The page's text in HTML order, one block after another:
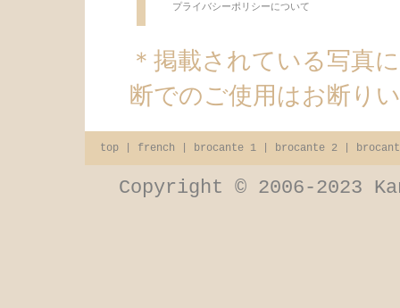
プライバシーポリシーについて
＊掲載されている写真
断でのご使用はお断り
top french brocante 1 brocante 2
Copyright © 2006-2023